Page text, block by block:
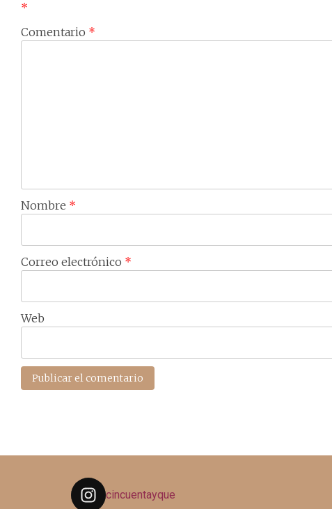
*
Comentario *
Nombre *
Correo electrónico *
Web
cincuentayque